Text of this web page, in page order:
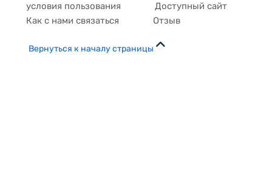
условия пользования
Доступный сайт
Как с нами связаться
Отзыв
Вернуться к началу страницы